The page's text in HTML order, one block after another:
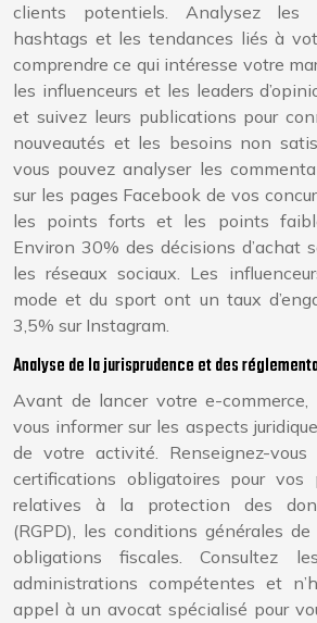
clients potentiels. Analysez les
hashtags et les tendances liés à
comprendre ce qui intéresse votre
les influenceurs et les leaders
et suivez leurs publications pour
nouveautés et les besoins non
vous pouvez analyser les
sur les pages Facebook de vos
les points forts et les points
Environ 30% des décisions d’achat
les réseaux sociaux. Les
mode et du sport ont un taux
3,5% sur Instagram.
Analyse de la jurisprudence et des
Avant de lancer votre e-
vous informer sur les aspects
de votre activité. Renseignez-
certifications obligatoires pour vos
relatives à la protection des
(RGPD), les conditions générales
obligations fiscales. Consultez
administrations compétentes et
appel à un avocat spécialisé pour